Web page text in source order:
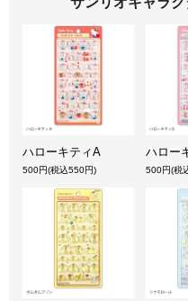
ハローキティA
500円(税込550円)
ハロー
500円(税